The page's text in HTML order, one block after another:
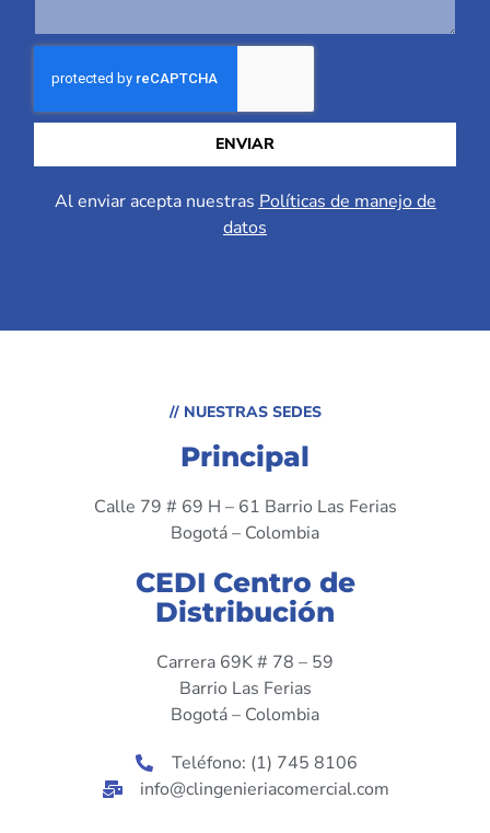
// NUESTRAS SEDES
Principal
Calle 79 # 69 H – 61 Barrio Las Ferias
Bogotá – Colombia
CEDI Centro de
Distribución
Carrera 69K # 78 – 59
Barrio Las Ferias
Bogotá – Colombia
Teléfono: (1) 745 8106
info@clingenieriacomercial.com
ENVIAR
Al enviar acepta nuestras Políticas de manejo de
datos